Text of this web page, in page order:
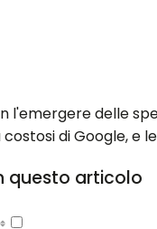
l'emergere delle
costosi di Google, e
questo articolo